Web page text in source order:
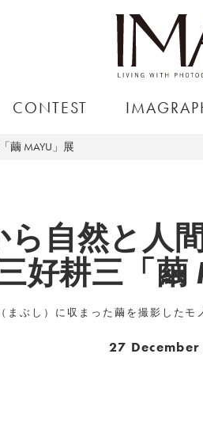
CONTEST
繭 MAYU」展
自然と人
好耕三「繭
まぶし）に収まった繭を撮影したモ
27